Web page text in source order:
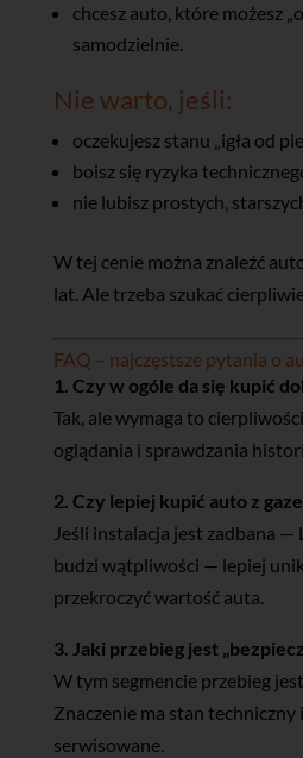
chcesz auto, które możesz
samodzielnie.
Nie warto, jeśli:
oczekujesz stanu „igła od
boisz się ryzyka
nie lubisz prostych,
W tej cenie można znaleźć
lat. Ale trzeba szukać
FAQ – najczęstsze pytania o
1. Czy w ogóle da się kupić
Tak, ale wymaga to
oglądania i sprawdzania
2. Czy lepiej kupić auto z
Jeśli instalacja jest zadbana —
budzi wątpliwości — lepiej
przekroczyć wartość auta.
3. Jaki przebieg jest
W tym segmencie przebieg
Znaczenie ma stan techniczny
serwisowane.